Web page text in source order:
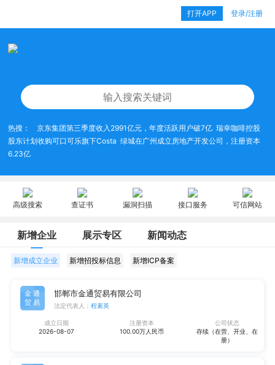
打开APP 登录/注册
热搜： 京东集团第三季度收入2991亿元，年度活跃用户破7亿 瑞幸咖啡控股
股东计划收购可口可乐旗下Costa 绿城在广州成立房地产开发公司，注册资本
6.23亿
高级搜索 查证书 漏洞扫描 接口服务 可信网站
新增企业 展示专区 新闻动态
新增成立企业 新增招投标信息 新增ICP备案
金通
贸易
邯郸市金通贸易有限公司
法定代表人： 程素英
成立日期
2026-08-07
注册资本
100.00万人民币
公司状态
存续（在营、开业、在
册）